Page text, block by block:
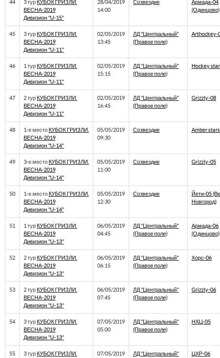
44 3 тур КУБОК ГРИЗЛИ.
ВЕСНА-2019
Дивизион "U-15"
28/04/2019
14:00
Созвездие
Армада-04
(Одинцово)
45 3 турКУБОК ГРИЗЛИ.
ВЕСНА-2019
Дивизион "U-11"
02/05/2019
13:45
ЛД "Центральный"
(Правое поле)
Arthockey-
46 1 турКУБОК ГРИЗЛИ.
ВЕСНА-2019
Дивизион "U-11"
02/05/2019
15:15
ЛД "Центральный"
(Правое поле)
Hockey
47 2 турКУБОК ГРИЗЛИ.
ВЕСНА-2019
Дивизион "U-11"
02/05/2019
16:45
ЛД "Центральный"
(Правое поле)
Grizzly-08
48 1-е местоКУБОК ГРИЗЛИ.
ВЕСНА-2019
Дивизион "U-14"
05/05/2019
09:30
Созвездие Amber
49 3-е местоКУБОК ГРИЗЛИ.
ВЕСНА-2019
Дивизион "U-14"
05/05/2019
11:00
Созвездие Grizzly-05
50 1-е местоКУБОК ГРИЗЛИ.
ВЕСНА-2019
Дивизион "U-14"
05/05/2019
12:30
Созвездие
Йети-05
Новгород)
51 1 турКУБОК ГРИЗЛИ.
ВЕСНА-2019
Дивизион "U-13"
06/05/2019
04:45
ЛД "Центральный"
(Правое поле)
Армада-06
(Одинцово)
52 2 турКУБОК ГРИЗЛИ.
ВЕСНА-2019
Дивизион "U-13"
06/05/2019
06:15
ЛД "Центральный"
(Правое поле)
Хорс-06
53 2 турКУБОК ГРИЗЛИ.
ВЕСНА-2019
Дивизион "U-13"
06/05/2019
07:45
ЛД "Центральный"
(Правое поле)
Grizzly-06
54 3 турКУБОК ГРИЗЛИ.
ВЕСНА-2019
Дивизион "U-13"
07/05/2019
05:00
ЛД "Центральный"
(Правое поле)
НХЦ-05
55 3 турКУБОК ГРИЗЛИ.
07/05/2019
ЛД "Центральный"
ЦХР-06